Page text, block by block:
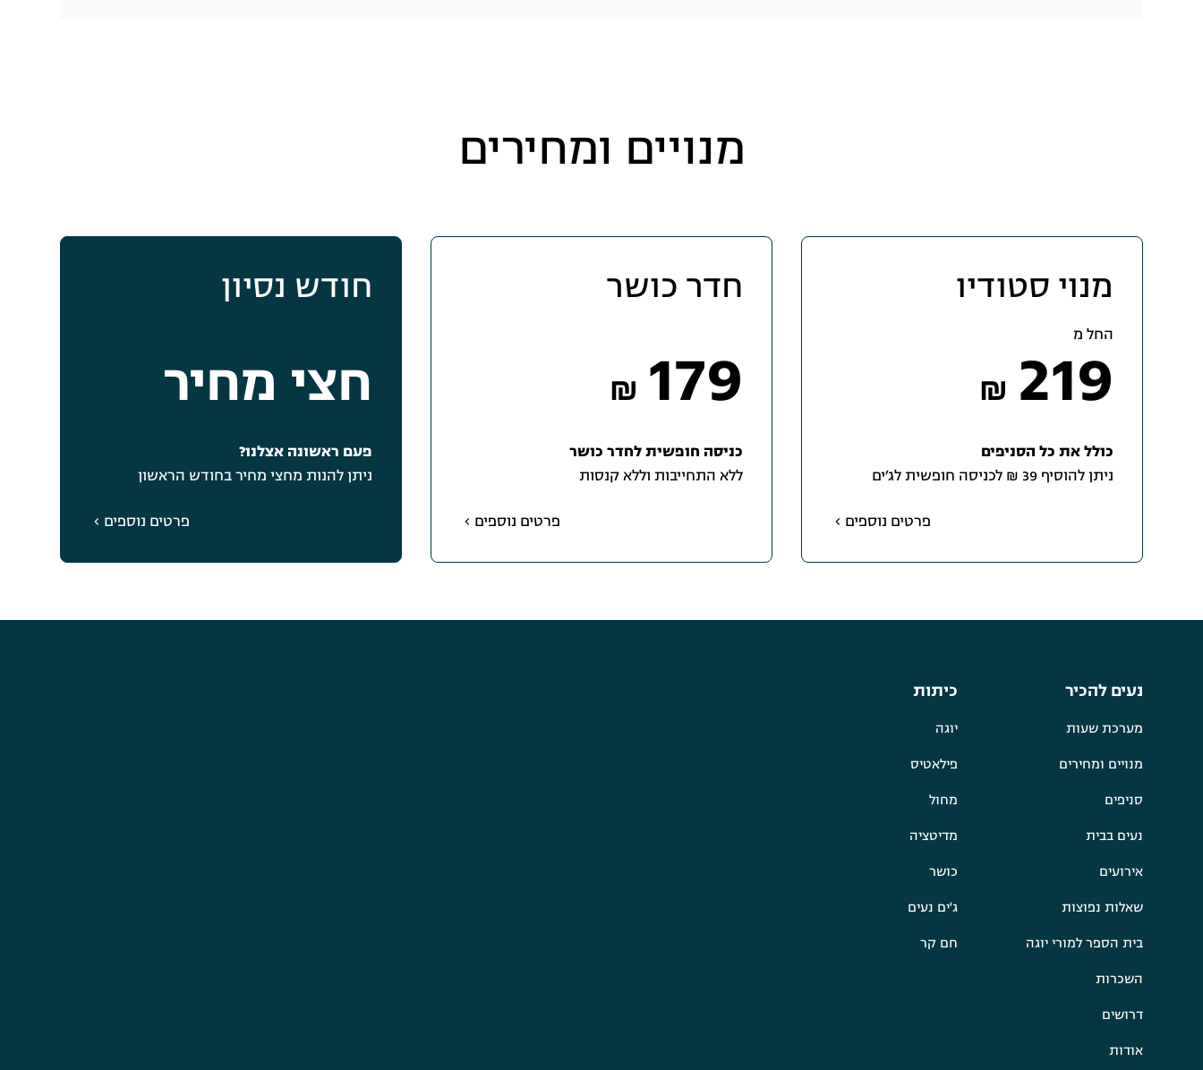
מנויים ומחירים
מנוי סטודיו
החל מ
₪ 219
כולל את כל הסניפים
ניתן להוסיף 39 ₪ לכניסה חופשית לג׳ים
פרטים נוספים
חדר כושר
₪ 179
כניסה חופשית לחדר כושר
ללא התחייבות וללא קנסות
פרטים נוספים
חודש נסיון
חצי מחיר
פעם ראשונה אצלנו?
ניתן להנות מחצי מחיר בחודש הראשון
פרטים נוספים
נעים להכיר
מערכת שעות
מנויים ומחירים
סניפים
נעים בבית
אירועים
שאלות נפוצות
בית הספר למורי יוגה
השכרות
דרושים
אודות
כיתות
יוגה
פילאטיס
מחול
מדיטציה
כושר
ג'ים נעים
חם קר